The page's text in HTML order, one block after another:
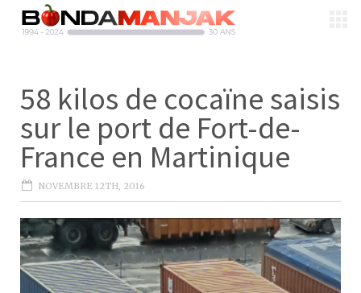
58 kilos de cocaïne saisis
sur le port de Fort-de-
France en Martinique
NOVEMBRE 12TH, 2016